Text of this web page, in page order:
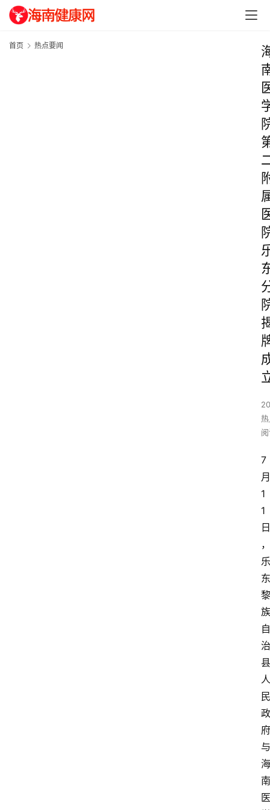
首页 热点要闻
7
月
1
1
日
，
乐
东
黎
族
自
治
县
人
民
政
府
与
海
南
医